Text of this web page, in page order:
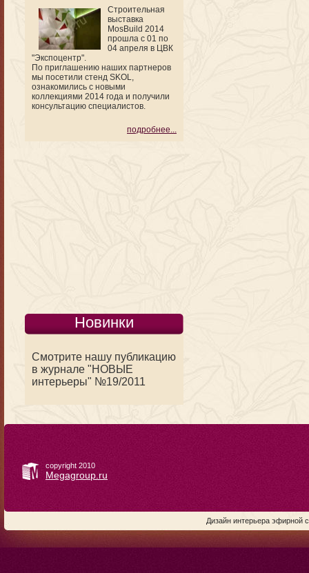
Строительная
выставка
MosBuild 2014
прошла с 01 по
04 апреля в ЦВК
"Экспоцентр".
По приглашению наших партнеров
мы посетили стенд SKOL,
ознакомились с новыми
коллекциями 2014 года и получили
консультацию специалистов.
подробнее...
Новинки
Смотрите нашу публикацию
в журнале "НОВЫЕ
интерьеры" №19/2011
Дизайн интерьера эфирной
copyright 2010
Megagroup.ru